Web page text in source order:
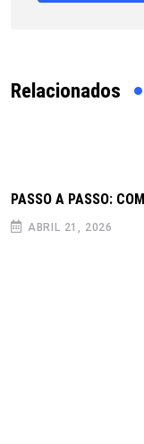
Relacionados
PASSO A PASSO:
ABRIL 21, 2026